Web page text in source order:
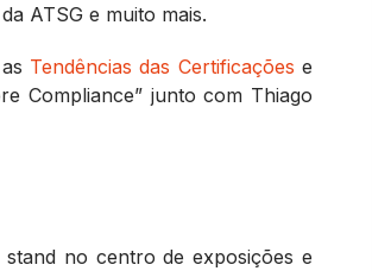
da ATSG e muito mais.
Tendências das Certificações e
Compliance” junto com Thiago
no centro de exposições e